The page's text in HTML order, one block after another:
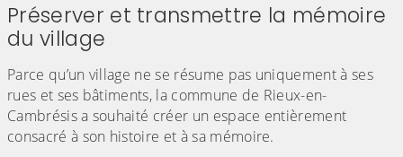
Préserver et transmettre la mémoire
du village
Parce qu’un village ne se résume pas uniquement à ses
rues et ses bâtiments, la commune de Rieux-en-
Cambrésis a souhaité créer un espace entièrement
consacré à son histoire et à sa mémoire.